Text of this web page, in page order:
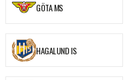
GÖTA MS
HAGALUND IS